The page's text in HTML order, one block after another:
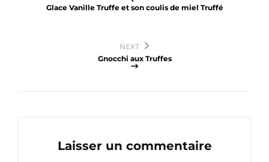
Glace Vanille Truffe et son coulis de miel Truffé
NEXT
Gnocchi aux Truffes
Laisser un commentaire